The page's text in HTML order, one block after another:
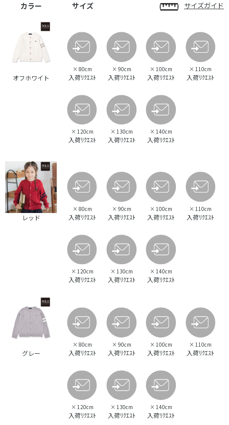
カラー サイズ サイズガイド
オフホワイト
× 80cm
入荷ﾘｸｴｽﾄ
× 90cm
入荷ﾘｸｴｽﾄ
× 100cm
入荷ﾘｸｴｽﾄ
× 110cm
入荷ﾘｸｴｽﾄ
× 120cm
入荷ﾘｸｴｽﾄ
× 130cm
入荷ﾘｸｴｽﾄ
× 140cm
入荷ﾘｸｴｽﾄ
レッド
× 80cm
入荷ﾘｸｴｽﾄ
× 90cm
入荷ﾘｸｴｽﾄ
× 100cm
入荷ﾘｸｴｽﾄ
× 110cm
入荷ﾘｸｴｽﾄ
× 120cm
入荷ﾘｸｴｽﾄ
× 130cm
入荷ﾘｸｴｽﾄ
× 140cm
入荷ﾘｸｴｽﾄ
グレー
× 80cm
入荷ﾘｸｴｽﾄ
× 90cm
入荷ﾘｸｴｽﾄ
× 100cm
入荷ﾘｸｴｽﾄ
× 110cm
入荷ﾘｸｴｽﾄ
× 120cm
入荷ﾘｸｴｽﾄ
× 130cm
入荷ﾘｸｴｽﾄ
× 140cm
入荷ﾘｸｴｽﾄ